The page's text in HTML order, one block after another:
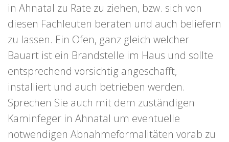
in Ahnatal zu Rate zu ziehen, bzw. sich von
diesen Fachleuten beraten und auch beliefern
zu lassen. Ein Ofen, ganz gleich welcher
Bauart ist ein Brandstelle im Haus und sollte
entsprechend vorsichtig angeschafft,
installiert und auch betrieben werden.
Sprechen Sie auch mit dem zuständigen
Kaminfeger in Ahnatal um eventuelle
notwendigen Abnahmeformalitäten vorab zu